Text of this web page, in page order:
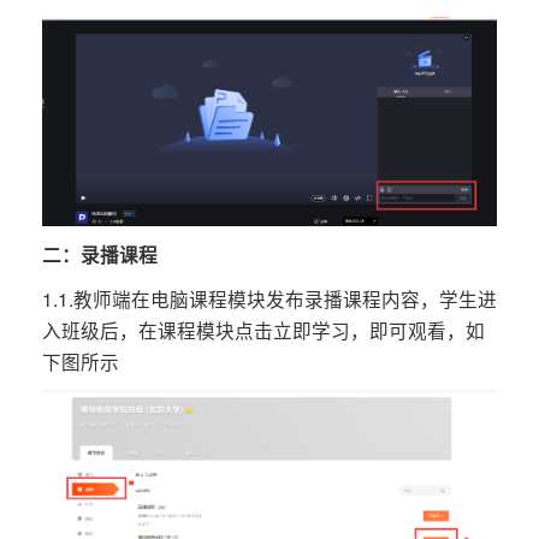
二：录播课程
1.1.教师端在电脑课程模块发布录播课程内容，学生进
入班级后，在课程模块点击立即学习，即可观看，如
下图所示